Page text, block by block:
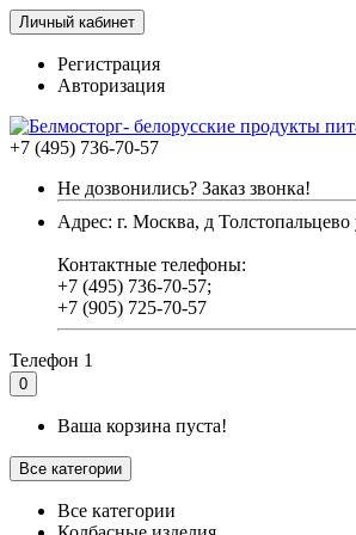
Личный кабинет
Регистрация
Авторизация
+7 (495) 736-70-57
Не дозвонились? Заказ звонка!
Адрес: г. Москва, д Толстопальцево
Контактные телефоны:
+7 (495) 736-70-57;
+7 (905) 725-70-57
Телефон 1
0
Ваша корзина пуста!
Все категории
Все категории